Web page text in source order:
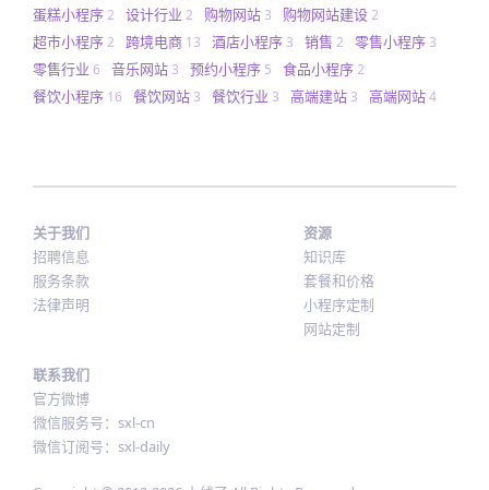
蛋糕小程序2 设计行业 2 购物网站 3 购物网站建设2
超市小程序2 跨境电商 13 酒店小程序 3 销售 2 零售小程序 3
零售行业 6 音乐网站 3 预约小程序 5 食品小程序2
餐饮小程序 16 餐饮网站 3 餐饮行业 3 高端建站 3 高端网站4
关于我们
招聘信息
服务条款
法律声明
资源
知识库
套餐和价格
小程序定制
网站定制
联系我们
官方微博
微信服务号：sxl-cn
微信订阅号：sxl-daily